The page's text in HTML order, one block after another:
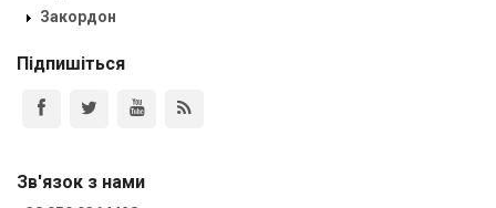
Закордон
Підпишіться
Зв'язок з нами